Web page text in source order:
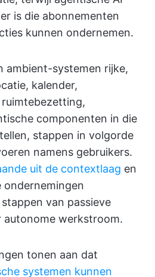
is die abonnementen
kunnen ondernemen.
ambient-systemen rijke,
kalender,
componenten in die
stappen in volgorde
namens gebruikers.
uit de contextlaag en
ondernemingen
van passieve
autonome werkstroom.
tonen aan dat
systemen kunnen